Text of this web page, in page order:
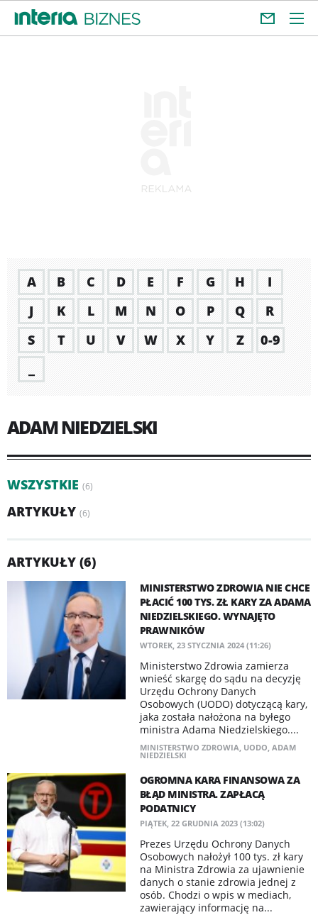
A B C D E F G H
I
J
K L M N O P Q
R
S
T U V W X Y Z
0-9
ADAM NIEDZIELSKI
WSZYSTKIE (6)
ARTYKUŁY (6)
ARTYKUŁY (6)
MINISTERSTWO ZDROWIA NIE CHCE
PŁACIĆ 100 TYS. ZŁ KARY ZA ADAMA
NIEDZIELSKIEGO. WYNAJĘTO
PRAWNIKÓW
WTOREK, 23 STYCZNIA 2024 (11:26)
Ministerstwo Zdrowia zamierza
wnieść skargę do sądu na decyzję
Urzędu Ochrony Danych
Osobowych (UODO) dotyczącą kary,
jaka została nałożona na byłego
ministra Adama Niedzielskiego....
MINISTERSTWO ZDROWIA, UODO, ADAM
NIEDZIELSKI
OGROMNA KARA FINANSOWA ZA
BŁĄD MINISTRA. ZAPŁACĄ
PODATNICY
PIĄTEK, 22 GRUDNIA 2023 (13:02)
Prezes Urzędu Ochrony Danych
Osobowych nałożył 100 tys. zł kary
na Ministra Zdrowia za ujawnienie
danych o stanie zdrowia jednej z
osób. Chodzi o wpis w mediach,
zawierający informację na...